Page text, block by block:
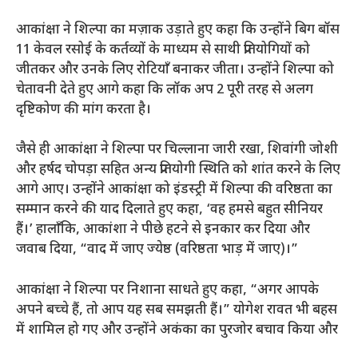
आकांक्षा ने शिल्पा का मज़ाक उड़ाते हुए कहा कि उन्होंने बिग बॉस
11 केवल रसोई के कर्तव्यों के माध्यम से साथी प्रतियोगियों को
जीतकर और उनके लिए रोटियाँ बनाकर जीता। उन्होंने शिल्पा को
चेतावनी देते हुए आगे कहा कि लॉक अप 2 पूरी तरह से अलग
दृष्टिकोण की मांग करता है।
जैसे ही आकांक्षा ने शिल्पा पर चिल्लाना जारी रखा, शिवांगी जोशी
और हर्षद चोपड़ा सहित अन्य प्रतियोगी स्थिति को शांत करने के लिए
आगे आए। उन्होंने आकांक्षा को इंडस्ट्री में शिल्पा की वरिष्ठता का
सम्मान करने की याद दिलाते हुए कहा, ‘वह हमसे बहुत सीनियर
हैं।’ हालाँकि, आकांशा ने पीछे हटने से इनकार कर दिया और
जवाब दिया, “वाद में जाए ज्येष्ठ (वरिष्ठता भाड़ में जाए)।”
आकांक्षा ने शिल्पा पर निशाना साधते हुए कहा, “अगर आपके
अपने बच्चे हैं, तो आप यह सब समझती हैं।” योगेश रावत भी बहस
में शामिल हो गए और उन्होंने अकंका का पुरजोर बचाव किया और